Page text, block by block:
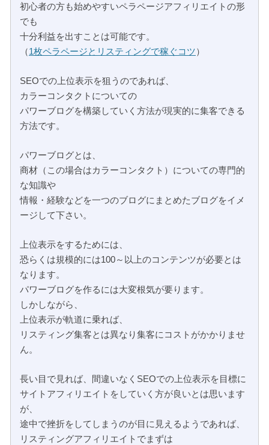
初心者の方も始めやすいペラページアフィリエイトの形
でも
十分利益を出すことは可能です。
（1枚ペラページとリスティングで稼ぐコツ）
SEOでの上位表示を狙うのであれば、
カラーコンタクトについての
パワーブログを構築していく方法が現実的に集客できる
方法です。
パワーブログとは、
商材（この場合はカラーコンタクト）についての専門的
な知識や
情報・経験などを一つのブログにまとめたブログをイメ
ージして下さい。
上位表示をするためには、
恐らくは規模的には100～以上のコンテンツが必要とは
なります。
パワーブログを作るには大変根気が要ります。
しかしながら、
上位表示が軌道に乗れば、
リスティング集客とは異なり集客にコストがかかりませ
ん。
長い目で見れば、間違いなくSEOでの上位表示を目標に
サイトアフィリエイトをしていく方が良いとは思います
が、
途中で挫折をしてしまうのが目に見えるようであれば、
リスティングアフィリエイトでまずは